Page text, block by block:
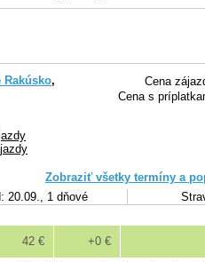
Cena
Cena s
Rakúsko,
Zobraziť všetky termíny a
20.09., 1 dňové
42 € +0 €